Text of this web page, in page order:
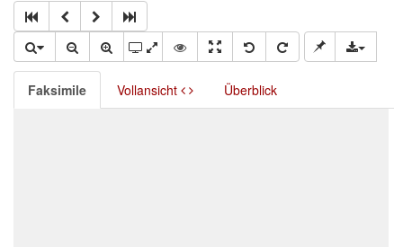
Faksimile Vollansicht Überblick